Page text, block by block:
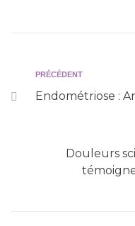
PRÉCÉDENT
Endométriose :
Douleurs